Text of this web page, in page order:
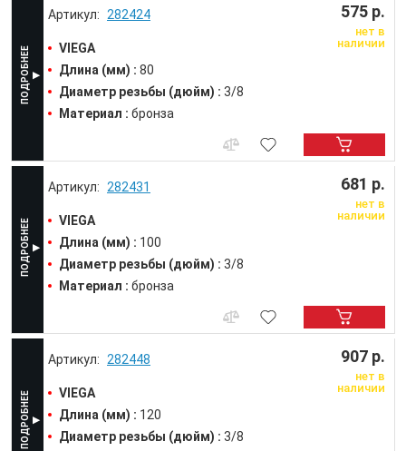
282424
VIEGA
Длина (мм) : 80
Диаметр резьбы (дюйм) : 3/8
Материал : бронза
575 р.
нет в
наличии
282431
VIEGA
Длина (мм) : 100
Диаметр резьбы (дюйм) : 3/8
Материал : бронза
681 р.
нет в
наличии
282448
VIEGA
Длина (мм) : 120
Диаметр резьбы (дюйм) : 3/8
907 р.
нет в
наличии